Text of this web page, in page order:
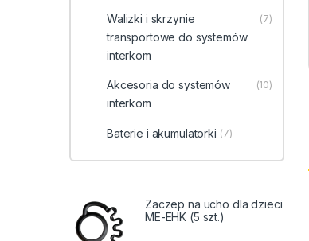
Walizki i skrzynie
transportowe do systemów
interkom
(7)
Akcesoria do systemów
interkom
(10)
Baterie i akumulatorki (7)
Zaczep na ucho dla dzieci
ME-EHK (5 szt.)